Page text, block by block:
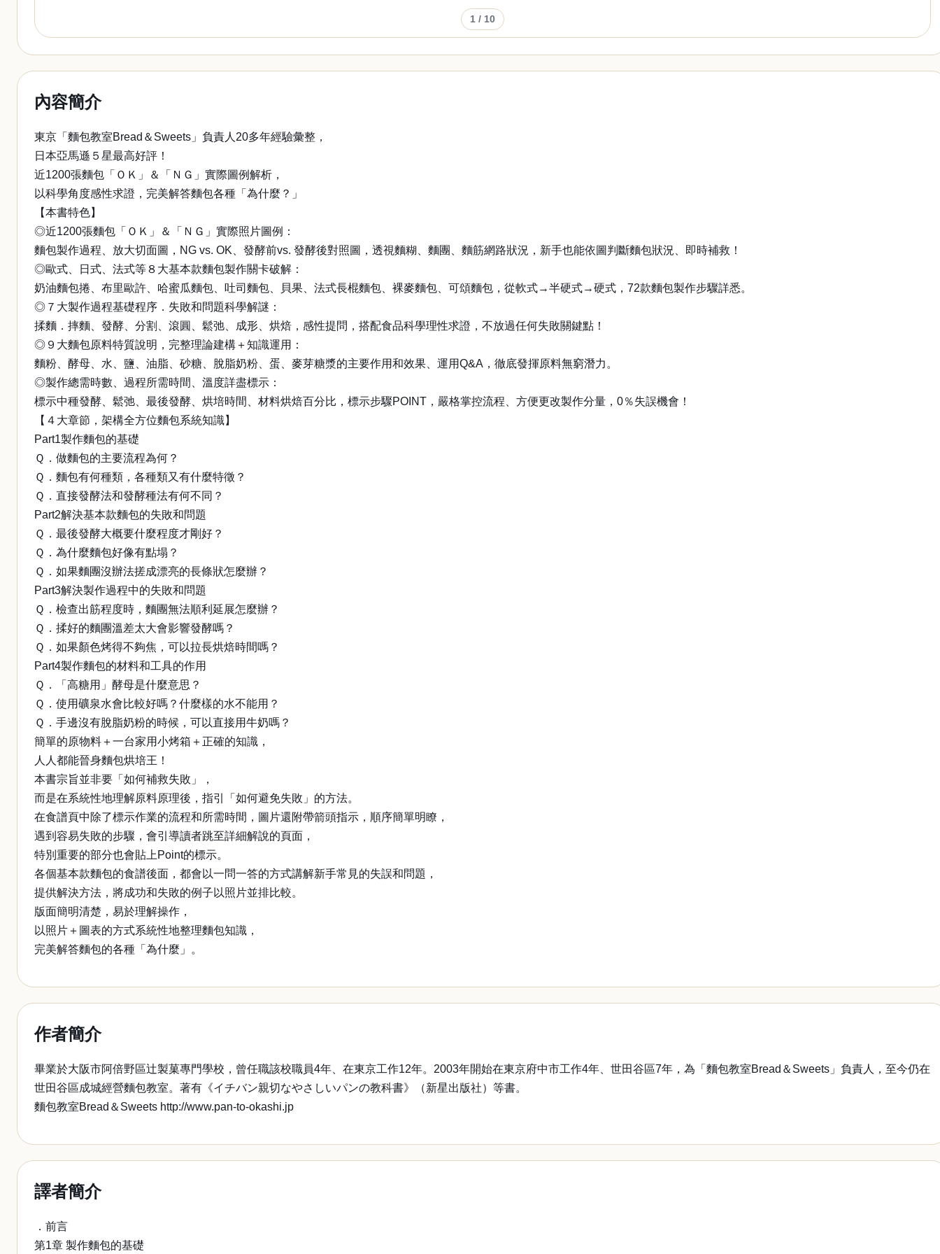
1 / 10
內容簡介
東京「麵包教室Bread＆Sweets」負責人20多年經驗彙整，
日本亞馬遜５星最高好評！
近1200張麵包「ＯＫ」＆「ＮＧ」實際圖例解析，
以科學角度感性求證，完美解答麵包各種「為什麼？」
【本書特色】
◎近1200張麵包「ＯＫ」＆「ＮＧ」實際照片圖例：
麵包製作過程、放大切面圖，NG vs. OK、發酵前vs. 發酵後對照圖，透視麵糊、麵團、麵筋網路狀況，新手也能依圖判斷麵包狀況、即時補救！
◎歐式、日式、法式等８大基本款麵包製作關卡破解：
奶油麵包捲、布里歐許、哈蜜瓜麵包、吐司麵包、貝果、法式長棍麵包、裸麥麵包、可頌麵包，從軟式→半硬式→硬式，72款麵包製作步驟詳悉。
◎７大製作過程基礎程序．失敗和問題科學解謎：
揉麵．摔麵、發酵、分割、滾圓、鬆弛、成形、烘焙，感性提問，搭配食品科學理性求證，不放過任何失敗關鍵點！
◎９大麵包原料特質說明，完整理論建構＋知識運用：
麵粉、酵母、水、鹽、油脂、砂糖、脫脂奶粉、蛋、麥芽糖漿的主要作用和效果、運用Q&A，徹底發揮原料無窮潛力。
◎製作總需時數、過程所需時間、溫度詳盡標示：
標示中種發酵、鬆弛、最後發酵、烘培時間、材料烘焙百分比，標示步驟POINT，嚴格掌控流程、方便更改製作分量，0％失誤機會！
【４大章節，架構全方位麵包系統知識】
Part1製作麵包的基礎
Ｑ．做麵包的主要流程為何？
Ｑ．麵包有何種類，各種類又有什麼特徵？
Ｑ．直接發酵法和發酵種法有何不同？
Part2解決基本款麵包的失敗和問題
Ｑ．最後發酵大概要什麼程度才剛好？
Ｑ．為什麼麵包好像有點塌？
Ｑ．如果麵團沒辦法搓成漂亮的長條狀怎麼辦？
Part3解決製作過程中的失敗和問題
Ｑ．檢查出筋程度時，麵團無法順利延展怎麼辦？
Ｑ．揉好的麵團溫差太大會影響發酵嗎？
Ｑ．如果顏色烤得不夠焦，可以拉長烘焙時間嗎？
Part4製作麵包的材料和工具的作用
Ｑ．「高糖用」酵母是什麼意思？
Ｑ．使用礦泉水會比較好嗎？什麼樣的水不能用？
Ｑ．手邊沒有脫脂奶粉的時候，可以直接用牛奶嗎？
簡單的原物料＋一台家用小烤箱＋正確的知識，
人人都能晉身麵包烘培王！
本書宗旨並非要「如何補救失敗」，
而是在系統性地理解原料原理後，指引「如何避免失敗」的方法。
在食譜頁中除了標示作業的流程和所需時間，圖片還附帶箭頭指示，順序簡單明瞭，
遇到容易失敗的步驟，會引導讀者跳至詳細解說的頁面，
特別重要的部分也會貼上Point的標示。
各個基本款麵包的食譜後面，都會以一問一答的方式講解新手常見的失誤和問題，
提供解決方法，將成功和失敗的例子以照片並排比較。
版面簡明清楚，易於理解操作，
以照片＋圖表的方式系統性地整理麵包知識，
完美解答麵包的各種「為什麼」。
作者簡介
畢業於大阪市阿倍野區辻製菓專門學校，曾任職該校職員4年、在東京工作12年。2003年開始在東京府中市工作4年、世田谷區7年，為「麵包教室Bread＆Sweets」負責人，至今仍在
世田谷區成城經營麵包教室。著有《イチバン親切なやさしいパンの教科書》（新星出版社）等書。
麵包教室Bread＆Sweets http://www.pan-to-okashi.jp
譯者簡介
．前言
第1章 製作麵包的基礎